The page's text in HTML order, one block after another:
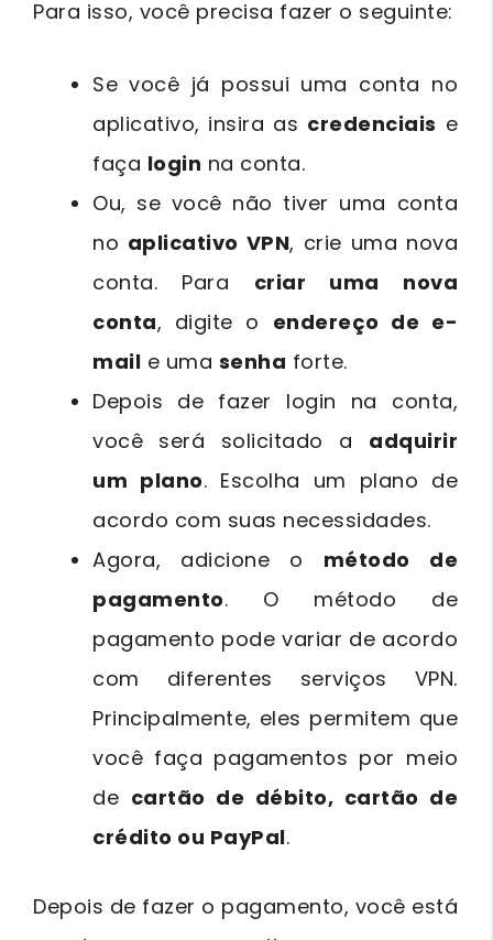
Para isso, você precisa fazer o seguinte:
Se você já possui uma conta no
aplicativo, insira as credenciais e
faça login na conta.
Ou, se você não tiver uma conta
no aplicativo VPN, crie uma nova
conta. Para criar uma nova
conta, digite o endereço de e-
mail e uma senha forte.
Depois de fazer login na conta,
você será solicitado a adquirir
um plano. Escolha um plano de
acordo com suas necessidades.
Agora, adicione o método de
pagamento. O método de
pagamento pode variar de acordo
com diferentes serviços VPN.
Principalmente, eles permitem que
você faça pagamentos por meio
de cartão de débito, cartão de
crédito ou PayPal.
Depois de fazer o pagamento, você está